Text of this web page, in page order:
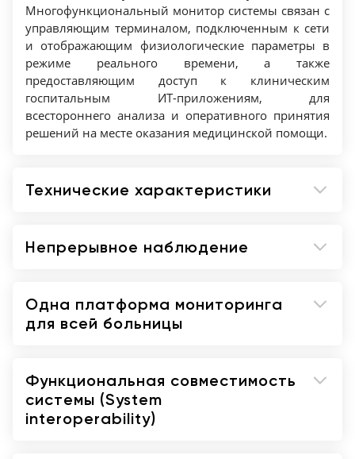
Многофункциональный монитор системы связан с
управляющим терминалом, подключенным к сети
и отображающим физиологические параметры в
режиме реального времени, а также
предоставляющим доступ к клиническим
госпитальным ИТ-приложениям, для
всестороннего анализа и оперативного принятия
решений на месте оказания медицинской помощи.
Технические характеристики
Непрерывное наблюдение
Одна платформа мониторинга
для всей больницы
Функциональная совместимость
системы (System
interoperability)